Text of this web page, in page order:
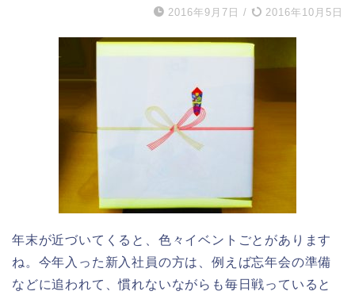
2016年9月7日 / 2016年10月5日
年末が近づいてくると、色々イベントごとがあります
ね。今年入った新入社員の方は、例えば忘年会の準備
などに追われて、慣れないながらも毎日戦っていると